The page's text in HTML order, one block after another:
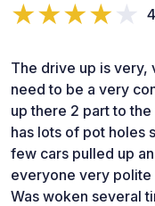
The drive up is very,
need to be a very
up there 2 part to
has lots of pot holes
few cars pulled up
everyone very polite
Was woken several